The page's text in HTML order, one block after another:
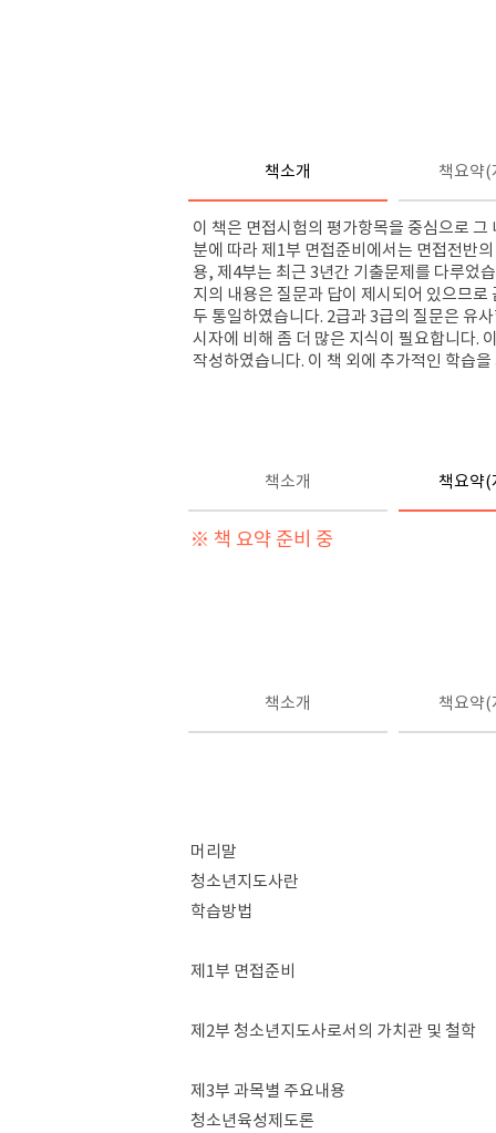
책소개 책요약(
이 책은 면접시험의 평가항목을 중심으로
분에 따라 제1부 면접준비에서는 면접전반
용, 제4부는 최근 3년간 기출문제를 다루었
지의 내용은 질문과 답이 제시되어 있으므
두 통일하였습니다. 2급과 3급의 질문은 유
시자에 비해 좀 더 많은 지식이 필요합니다.
작성하였습니다. 이 책 외에 추가적인 학습
책소개 책요약(
※ 책 요약 준비 중
책소개 책요약(
머리말
청소년지도사란
학습방법
제1부 면접준비
제2부 청소년지도사로서의 가치관 및 철학
제3부 과목별 주요내용
청소년육성제도론